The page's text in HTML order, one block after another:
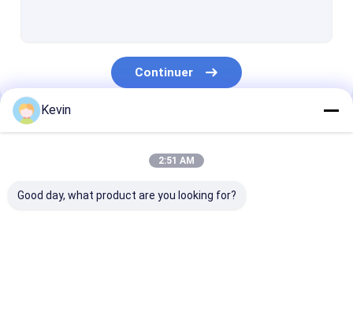
Purification magnétique de protéine de perles
Kits acides nucléiques d'extraction
Kit de construction de bibliothèque d'ADN
Continuer
Nos Catégories
Kevin
2:51 AM
Good day, what product are you looking for?